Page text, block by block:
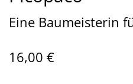
Eine Baumeisterin
16,00 €